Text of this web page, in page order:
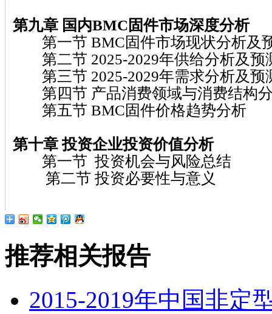
第九章 国内BMC固件市场深度分析
第一节 BMC固件市场现状分析及
第二节 2025-2029年供给分析及预
第三节 2025-2029年需求分析及预
第四节 产品消费领域与消费结构
第五节 BMC固件价格趋势分析
第十章投资企业投资价值分析
第一节 投资机会与风险总结
第二节 投资必要性与意义
推荐相关报告
2015-2019年中国非定